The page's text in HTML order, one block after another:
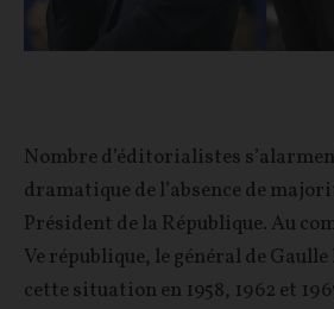
Nombre d’éditorialistes
dramatique de l’absence de
Président de la République. Au
Ve république, le général de
cette situation en 1958, 1962 et